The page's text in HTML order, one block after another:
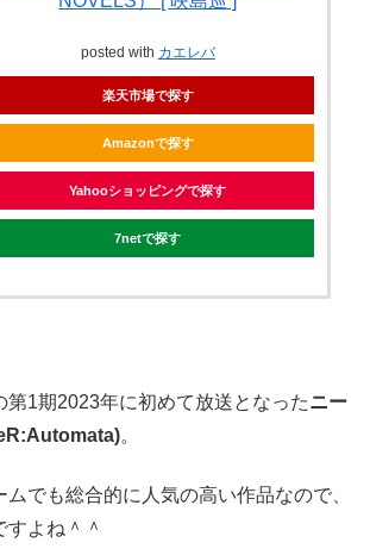
posted with カエレバ
楽天市場で探す
Amazonで探す
Yahooショッピングで探す
7netで探す
第1期2023年に初めて放送となったニー
。
でも総合的に人気の高い作品なので、
よね＾＾